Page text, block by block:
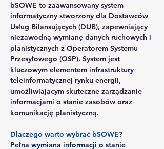
bSOWE to zaawansowany system
informatyczny stworzony dla Dostawców
Usług Bilansujących (DUB), zapewniający
niezawodną wymianę danych ruchowych i
planistycznych z Operatorem Systemu
Przesyłowego (OSP). System jest
kluczowym elementem infrastruktury
teleinformatycznej rynku energii,
umożliwiającym skuteczne zarządzanie
informacjami o stanie zasobów oraz
komunikację planistyczną.
Dlaczego warto wybrać bSOWE?
Pełna wymiana informacji o stanie